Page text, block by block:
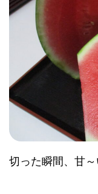
切った瞬間、甘